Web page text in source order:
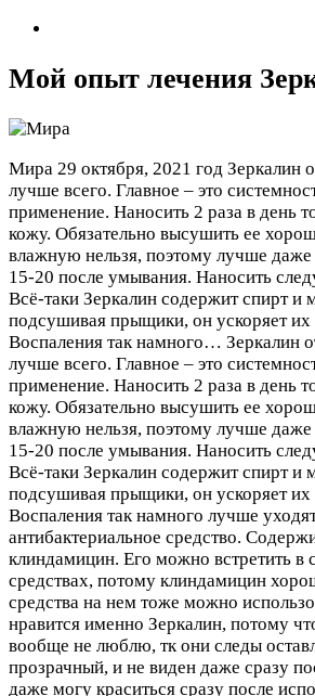
Мой опыт лечения
Мира 29 октября, 2021 год Зеркалин
лучше всего. Главное – это
применение. Наносить 2 раза в день
кожу. Обязательно высушить ее
влажную нельзя, поэтому лучше
15-20 после умывания. Наносить
Всё-таки Зеркалин содержит спирт и
подсушивая прыщики, он ускоряет их
Воспаления так намного… Зеркалин
лучше всего. Главное – это
применение. Наносить 2 раза в день
кожу. Обязательно высушить ее
влажную нельзя, поэтому лучше
15-20 после умывания. Наносить
Всё-таки Зеркалин содержит спирт и
подсушивая прыщики, он ускоряет их
Воспаления так намного лучше
антибактериальное средство.
клиндамицин. Его можно встретить
средствах, потому клиндамицин
средства на нем тоже можно
нравится именно Зеркалин, потому
вообще не люблю, тк они следы
прозрачный, и не виден даже сразу
даже могу краситься сразу после